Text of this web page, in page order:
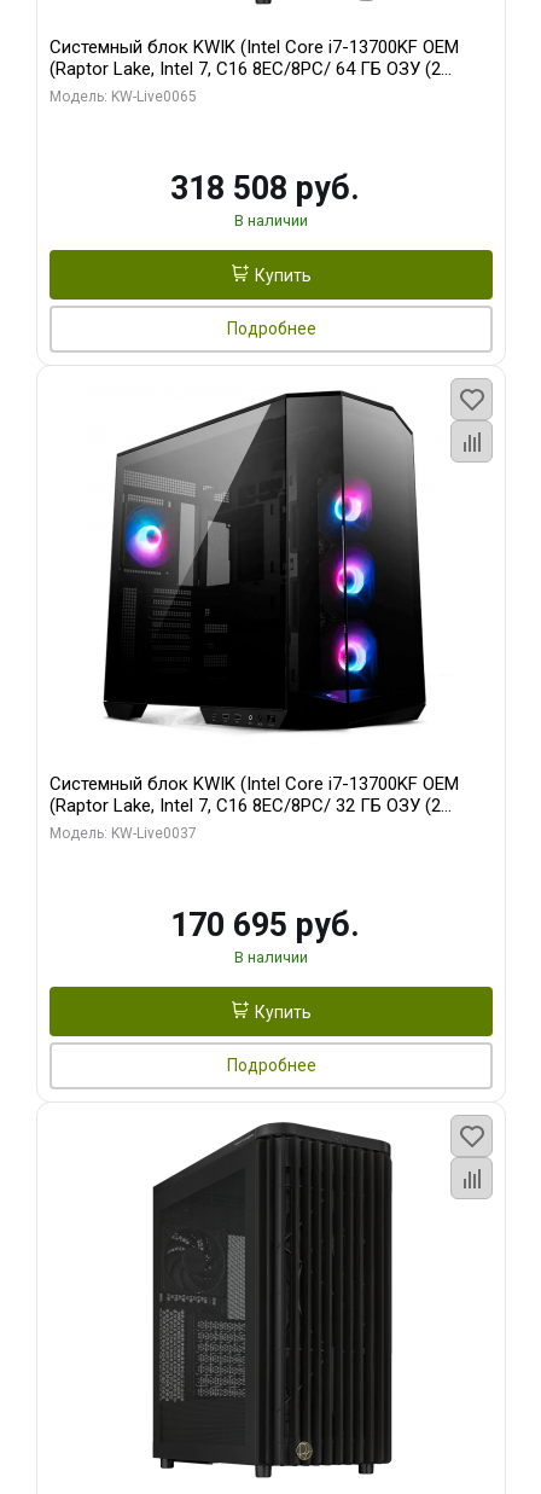
Системный блок KWIK (Intel Core i7-13700KF OEM
(Raptor Lake, Intel 7, C16 8EC/8PC/ 64 ГБ ОЗУ (2
модуля)/ ASUS RTX5080 PROART OC 16GB GDDR7
Модель: KW-Live0065
318 508 руб.
В наличии
Купить
Подробнее
Системный блок KWIK (Intel Core i7-13700KF OEM
(Raptor Lake, Intel 7, C16 8EC/8PC/ 32 ГБ ОЗУ (2
модуля)/ Gigabyte RTX5070 AERO OC 12GB GDDR7
Модель: KW-Live0037
170 695 руб.
В наличии
Купить
Подробнее